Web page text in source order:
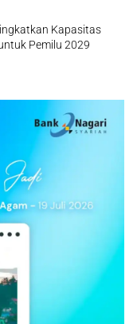
Kapasitas
Pemilu 2029